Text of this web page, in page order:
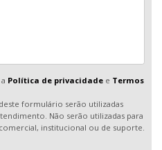
Política de privacidadee Termos
formulário serão utilizadas
Não serão utilizadas para
institucional ou de suporte.